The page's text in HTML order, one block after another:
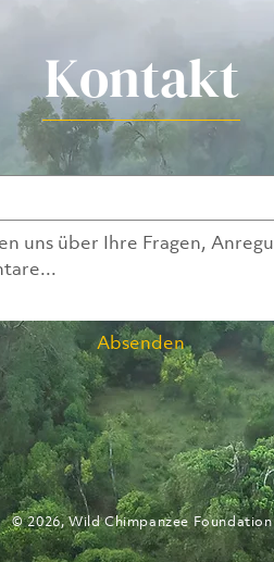
Kontakt
Absenden
© 2026, Wild Chimpanzee Foundation